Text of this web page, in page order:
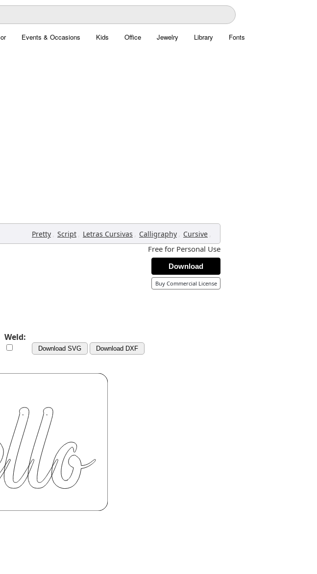
Events & Occasions Kids Office Jewelry Library Fonts
Pretty , Script , Letras Cursivas , Calligraphy , Cursive ,
Free for Personal Use
Download
Buy Commercial License
Weld:
Download SVG Download DXF